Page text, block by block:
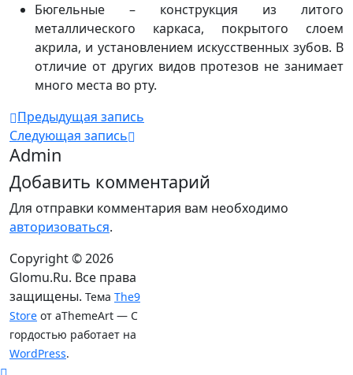
Бюгельные – конструкция из литого
металлического каркаса, покрытого слоем
акрила, и установлением искусственных зубов. В
отличие от других видов протезов не занимает
много места во рту.
Предыдущая запись
Следующая запись
Admin
Добавить комментарий
Для отправки комментария вам необходимо
авторизоваться.
Copyright © 2026
Glomu.Ru. Все права
защищены. Тема The9
Store от aThemeArt — С
гордостью работает на
WordPress.